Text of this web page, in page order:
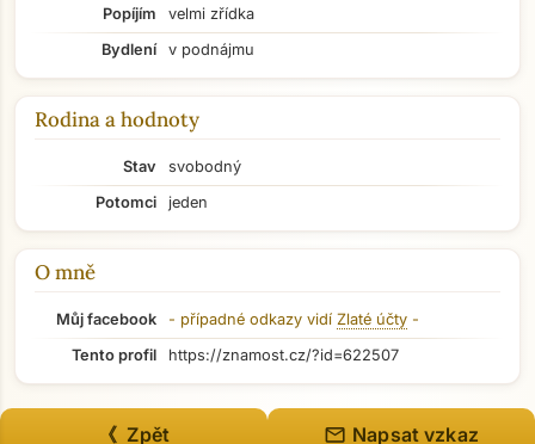
Popíjím
velmi zřídka
Bydlení
v podnájmu
Rodina a hodnoty
Stav
svobodný
Potomci
jeden
O mně
Můj facebook - případné odkazy vidí Zlaté účty -
Tento profil
https://znamost.cz/?id=622507
《 Zpět mail Napsat vzkaz